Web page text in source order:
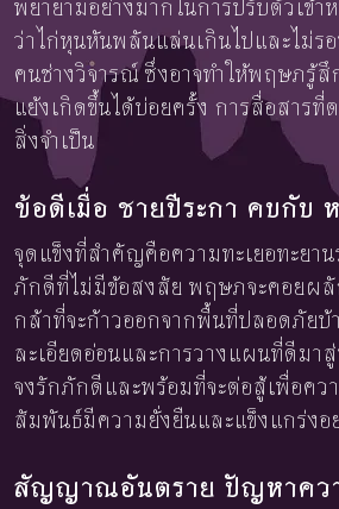
พยายามอย่างมากในการปรับตัวเข้
ว่าไก่หุนหันพลันแล่นเกินไปและไม่ร
คนช่างวิจารณ์ ซึ่งอาจทำให้พฤษภรู้สึ
แย้งเกิดขึ้นได้บ่อยครั้ง การสื่อสารที่
สิ่งจำเป็น
ข้อดีเมื่อ ชายปีระกา คบกับ
จุดแข็งที่สำคัญคือความทะเยอทะยา
ภักดีที่ไม่มีข้อสงสัย พฤษภจะคอยผ
กล้าที่จะก้าวออกจากพื้นที่ปลอดภัยบ้
ละเอียดอ่อนและการวางแผนที่ดีม
จงรักภักดีและพร้อมที่จะต่อสู้เพื่อคว
สัมพันธ์มีความยั่งยืนและแข็งแกร่งอ
สัญญาณอันตราย ปัญหาคว